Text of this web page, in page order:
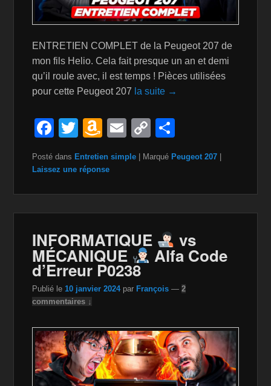
ENTRETIEN COMPLET de la Peugeot 207 de
mon fils Helio. Cela fait presque un an et demi
qu’il roule avec, il est temps ! Pièces utilisées
pour cette Peugeot 207 la suite →
F
a
c
o
k
T
wi
tt
A
m
a
W
is
h
st
E
m
ail
C
p
k
ar
ta
Posté dans Entretien simple Marqué Peugeot 207
Laissez une réponse
INFORMATIQUE vs
MÉCANIQUE Alfa Code
d’Erreur P0238
Publié le10 janvier 2024 par François —2
commentaires ↓